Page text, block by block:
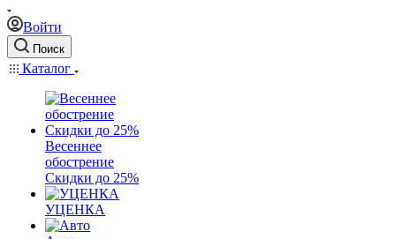
Войти
Поиск
Каталог
Весеннее
обострение
Скидки до 25%
УЦЕНКА